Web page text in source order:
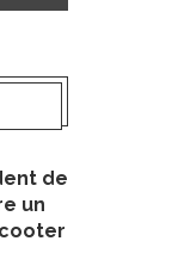
de
un